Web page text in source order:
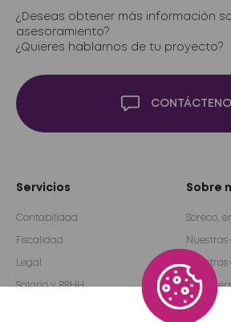
¿Deseas obtener más información
asesoramiento?
¿Quieres hablarnos de tu proyecto?
Servicios
Contabilidad
Fiscalidad
Legal
Salario y RRHH
Sobre
Soreco,
Nuestras
Nuestras
Red
Become